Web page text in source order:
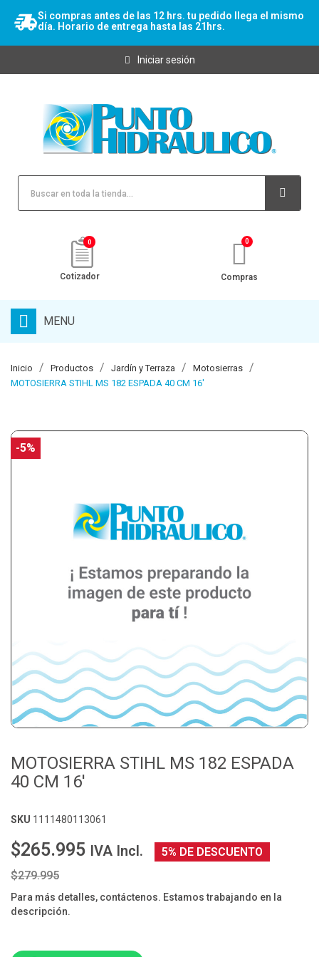
Si compras antes de las 12 hrs. tu pedido llega el mismo
día. Horario de entrega hasta las 21hrs.
Iniciar sesión
0
Cotizador Compras
MENU
Inicio Productos Jardín y Terraza
Motosierras
MOTOSIERRA STIHL MS 182 ESPADA 40 CM 16'
-5%
MOTOSIERRA STIHL MS 182 ESPADA
40 CM 16'
SKU 1111480113061
$265.995 IVA Incl.
5% DE DESCUENTO
$279.995
Para más detalles, contáctenos. Estamos trabajando en la
descripción.